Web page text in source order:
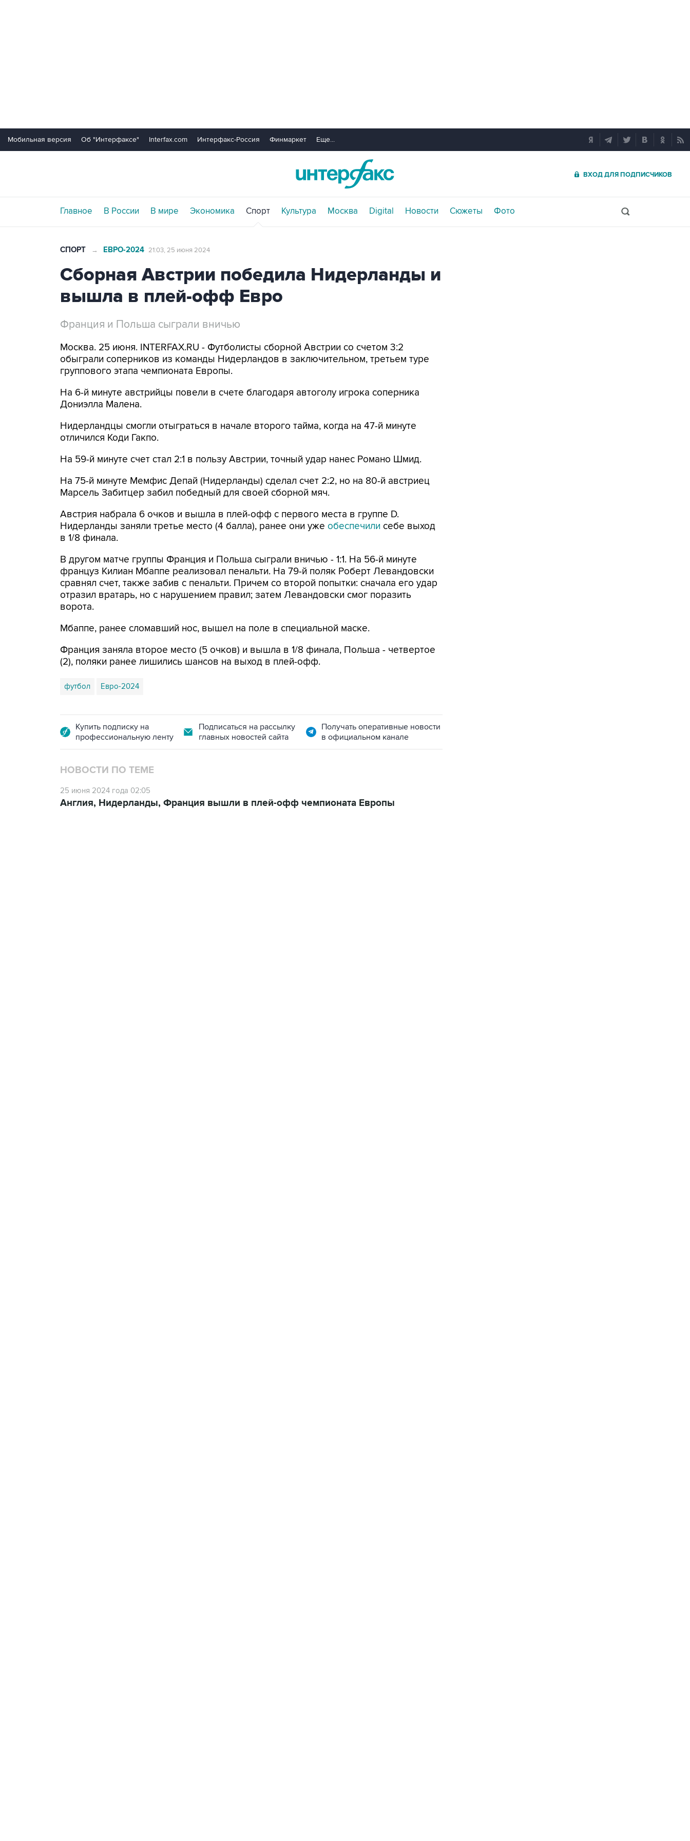
Мобильная версия Об "Интерфаксе" Interfax.com Интерфакс-Россия Финмаркет Еще...
ВХОД ДЛЯ ПОДПИСЧИКОВ
Главное В России В мире Экономика Спорт Культура Москва Digital Новости Сюжеты Фото
СПОРТ → ЕВРО-2024 21:03, 25 июня 2024
Сборная Австрии победила Нидерланды и
вышла в плей-офф Евро
Франция и Польша сыграли вничью
Москва. 25 июня. INTERFAX.RU - Футболисты сборной Австрии со счетом 3:2
обыграли соперников из команды Нидерландов в заключительном, третьем туре
группового этапа чемпионата Европы.
На 6-й минуте австрийцы повели в счете благодаря автоголу игрока соперника
Дониэлла Малена.
Нидерландцы смогли отыграться в начале второго тайма, когда на 47-й минуте
отличился Коди Гакпо.
На 59-й минуте счет стал 2:1 в пользу Австрии, точный удар нанес Романо Шмид.
На 75-й минуте Мемфис Депай (Нидерланды) сделал счет 2:2, но на 80-й австриец
Марсель Забитцер забил победный для своей сборной мяч.
Австрия набрала 6 очков и вышла в плей-офф с первого места в группе D.
Нидерланды заняли третье место (4 балла), ранее они уже обеспечили себе выход
в 1/8 финала.
В другом матче группы Франция и Польша сыграли вничью - 1:1. На 56-й минуте
француз Килиан Мбаппе реализовал пенальти. На 79-й поляк Роберт Левандовски
сравнял счет, также забив с пенальти. Причем со второй попытки: сначала его удар
отразил вратарь, но с нарушением правил; затем Левандовски смог поразить
ворота.
Мбаппе, ранее сломавший нос, вышел на поле в специальной маске.
Франция заняла второе место (5 очков) и вышла в 1/8 финала, Польша - четвертое
(2), поляки ранее лишились шансов на выход в плей-офф.
футбол Евро-2024
Купить подписку на
профессиональную ленту
Подписаться на рассылку
главных новостей сайта
Получать оперативные новости
в официальном канале
НОВОСТИ ПО ТЕМЕ
25 июня 2024 года 02:05
Англия, Нидерланды, Франция вышли в плей-офф чемпионата Европы